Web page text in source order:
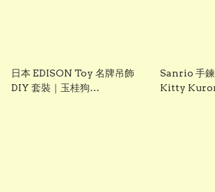
日本 EDISON Toy 名牌吊飾
DIY 套裝｜玉桂狗
Sanrio 手
Kitty